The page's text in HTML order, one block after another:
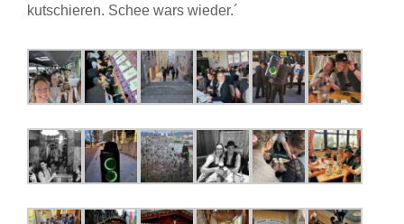
kutschieren. Schee wars wieder.´